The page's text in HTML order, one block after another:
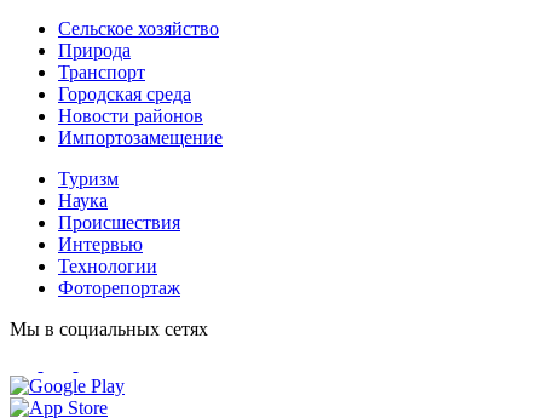
Сельское хозяйство
Природа
Транспорт
Городская среда
Новости районов
Импортозамещение
Туризм
Наука
Происшествия
Интервью
Технологии
Фоторепортаж
Мы в социальных сетях